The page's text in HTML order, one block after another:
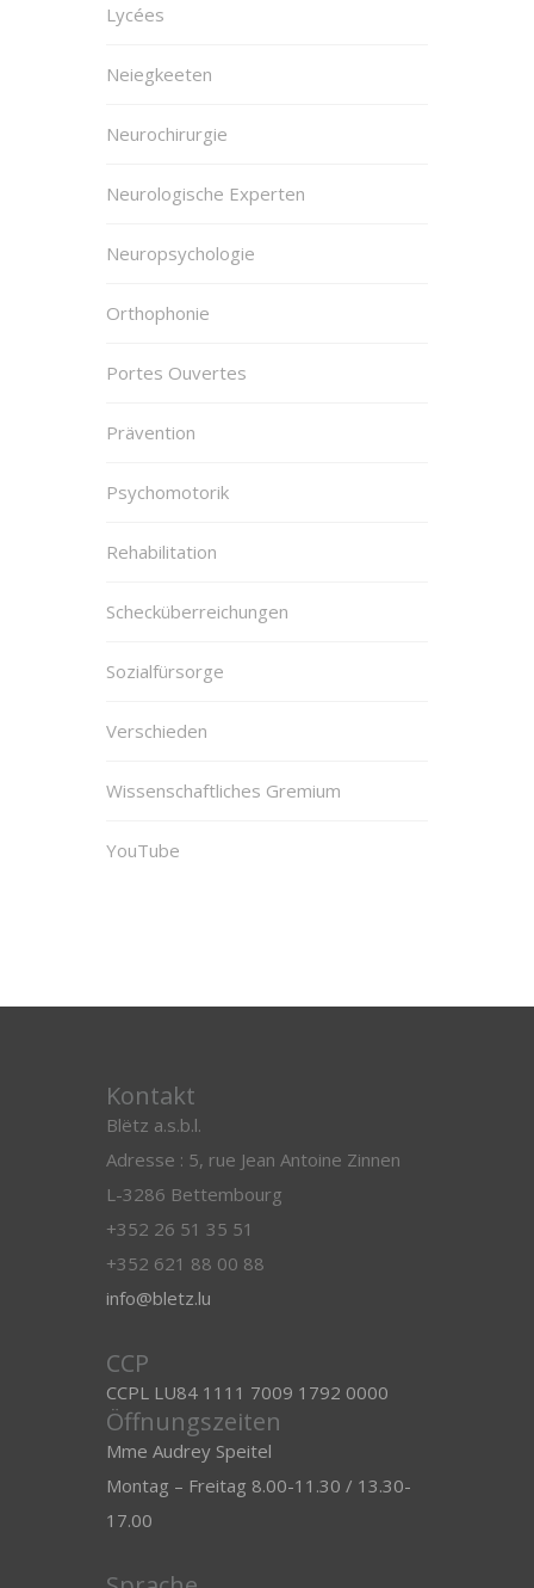
Lycées
Neiegkeeten
Neurochirurgie
Neurologische Experten
Neuropsychologie
Orthophonie
Portes Ouvertes
Prävention
Psychomotorik
Rehabilitation
Schecküberreichungen
Sozialfürsorge
Verschieden
Wissenschaftliches Gremium
YouTube
Kontakt
Blëtz a.s.b.l.
Adresse : 5, rue Jean Antoine Zinnen
L-3286 Bettembourg
+352 26 51 35 51
+352 621 88 00 88
info@bletz.lu
CCP
CCPL LU84 1111 7009 1792 0000
Öffnungszeiten
Mme Audrey Speitel
Montag – Freitag 8.00-11.30 / 13.30-
17.00